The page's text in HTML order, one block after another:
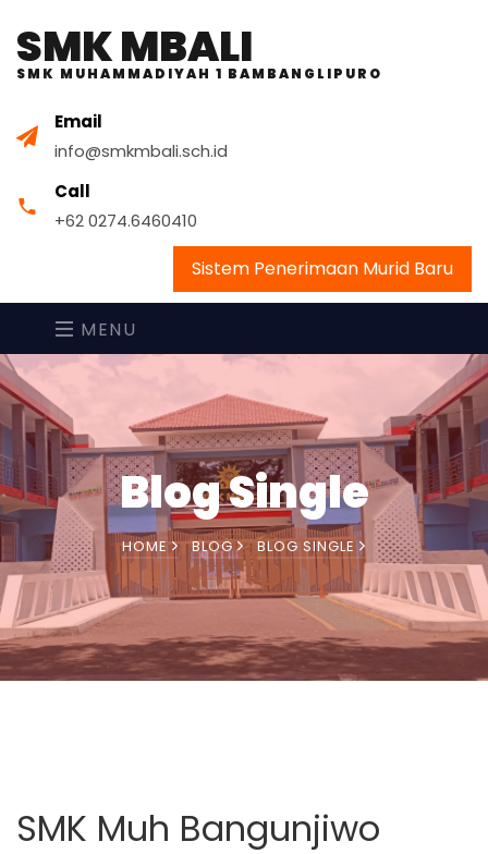
SMK MBALI
SMK MUHAMMADIYAH 1 BAMBANGLIPURO
Email
info@smkmbali.sch.id
Call
+62 0274.6460410
Sistem Penerimaan Murid Baru
MENU
Blog Single
HOME BLOG BLOG SINGLE
SMK Muh Bangunjiwo